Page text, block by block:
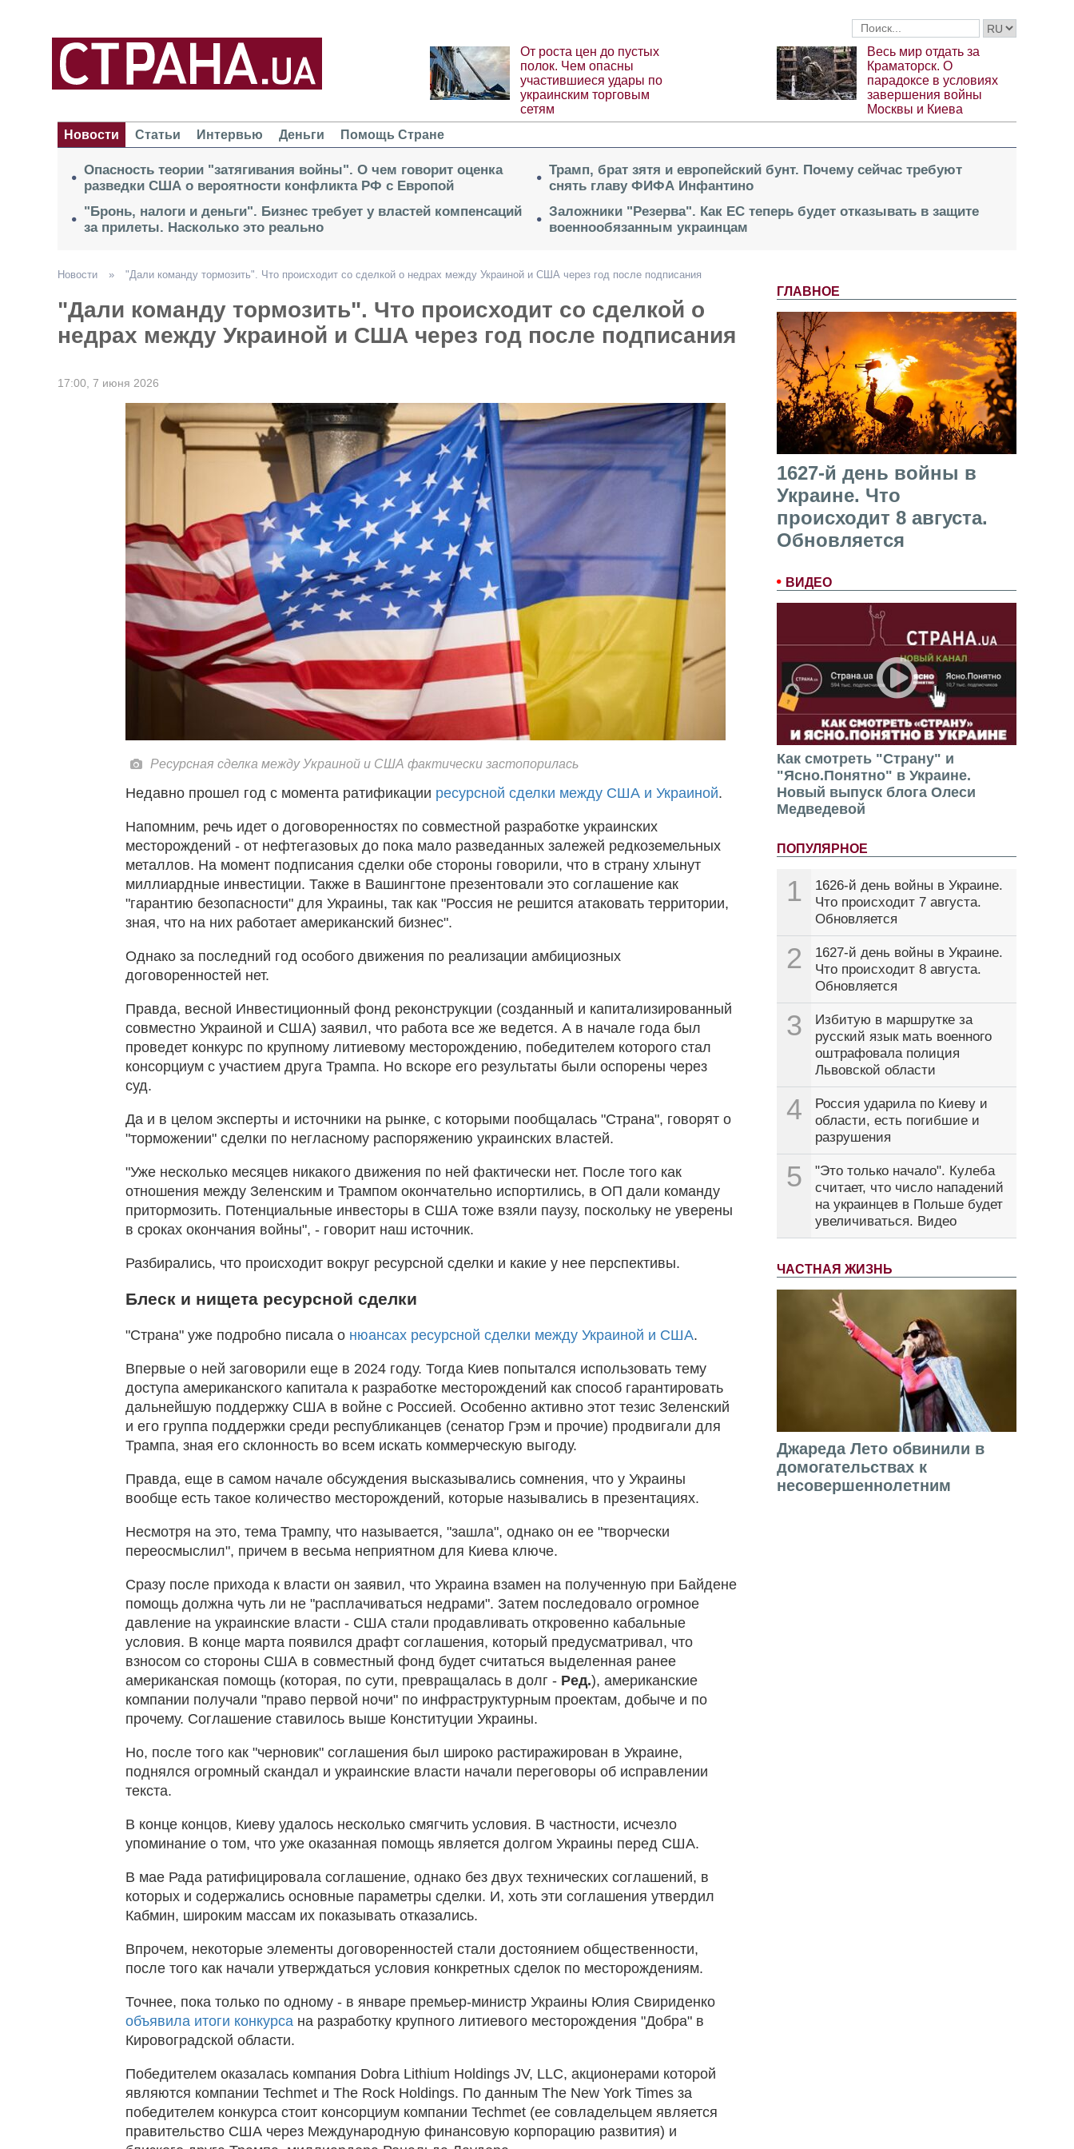
От роста цен до пустых
полок. Чем опасны
участившиеся удары по
украинским торговым
сетям
Весь мир отдать за
Краматорск. О
парадоксе в условиях
завершения войны
Москвы и Киева
Новости
Статьи Интервью Деньги Помощь Стране
Опасность теории "затягивания войны". О чем говорит оценка
разведки США о вероятности конфликта РФ с Европой
"Бронь, налоги и деньги". Бизнес требует у властей компенсаций
за прилеты. Насколько это реально
Трамп, брат зятя и европейский бунт. Почему сейчас требуют
снять главу ФИФА Инфантино
Заложники "Резерва". Как ЕС теперь будет отказывать в защите
военнообязанным украинцам
ГЛАВНОЕ
1627-й день войны в
Украине. Что
происходит 8 августа.
Обновляется
ВИДЕО
Как смотреть "Страну" и
"Ясно.Понятно" в Украине.
Новый выпуск блога Олеси
Медведевой
ПОПУЛЯРНОЕ
1
1626-й день войны в Украине.
Что происходит 7 августа.
Обновляется
2
1627-й день войны в Украине.
Что происходит 8 августа.
Обновляется
3
Избитую в маршрутке за
русский язык мать военного
оштрафовала полиция
Львовской области
4
Россия ударила по Киеву и
области, есть погибшие и
разрушения
5
"Это только начало". Кулеба
считает, что число нападений
на украинцев в Польше будет
увеличиваться. Видео
ЧАСТНАЯ ЖИЗНЬ
Джареда Лето обвинили в
домогательствах к
несовершеннолетним
Новости » "Дали команду тормозить". Что происходит со сделкой о недрах между Украиной и США через год после подписания
"Дали команду тормозить". Что происходит со сделкой о
недрах между Украиной и США через год после подписания
17:00, 7 июня 2026
Ресурсная сделка между Украиной и США фактически застопорилась
Недавно прошел год с момента ратификации ресурсной сделки между США и Украиной.
Напомним, речь идет о договоренностях по совместной разработке украинских
месторождений - от нефтегазовых до пока мало разведанных залежей редкоземельных
металлов. На момент подписания сделки обе стороны говорили, что в страну хлынут
миллиардные инвестиции. Также в Вашингтоне презентовали это соглашение как
"гарантию безопасности" для Украины, так как "Россия не решится атаковать территории,
зная, что на них работает американский бизнес".
Однако за последний год особого движения по реализации амбициозных
договоренностей нет.
Правда, весной Инвестиционный фонд реконструкции (созданный и капитализированный
совместно Украиной и США) заявил, что работа все же ведется. А в начале года был
проведет конкурс по крупному литиевому месторождению, победителем которого стал
консорциум с участием друга Трампа. Но вскоре его результаты были оспорены через
суд.
Да и в целом эксперты и источники на рынке, с которыми пообщалась "Страна", говорят о
"торможении" сделки по негласному распоряжению украинских властей.
"Уже несколько месяцев никакого движения по ней фактически нет. После того как
отношения между Зеленским и Трампом окончательно испортились, в ОП дали команду
притормозить. Потенциальные инвесторы в США тоже взяли паузу, поскольку не уверены
в сроках окончания войны", - говорит наш источник.
Разбирались, что происходит вокруг ресурсной сделки и какие у нее перспективы.
Блеск и нищета ресурсной сделки
"Страна" уже подробно писала о нюансах ресурсной сделки между Украиной и США.
Впервые о ней заговорили еще в 2024 году. Тогда Киев попытался использовать тему
доступа американского капитала к разработке месторождений как способ гарантировать
дальнейшую поддержку США в войне с Россией. Особенно активно этот тезис Зеленский
и его группа поддержки среди республиканцев (сенатор Грэм и прочие) продвигали для
Трампа, зная его склонность во всем искать коммерческую выгоду.
Правда, еще в самом начале обсуждения высказывались сомнения, что у Украины
вообще есть такое количество месторождений, которые назывались в презентациях.
Несмотря на это, тема Трампу, что называется, "зашла", однако он ее "творчески
переосмыслил", причем в весьма неприятном для Киева ключе.
Сразу после прихода к власти он заявил, что Украина взамен на полученную при Байдене
помощь должна чуть ли не "расплачиваться недрами". Затем последовало огромное
давление на украинские власти - США стали продавливать откровенно кабальные
условия. В конце марта появился драфт соглашения, который предусматривал, что
взносом со стороны США в совместный фонд будет считаться выделенная ранее
американская помощь (которая, по сути, превращалась в долг - Ред.), американские
компании получали "право первой ночи" по инфраструктурным проектам, добыче и по
прочему. Соглашение ставилось выше Конституции Украины.
Но, после того как "черновик" соглашения был широко растиражирован в Украине,
поднялся огромный скандал и украинские власти начали переговоры об исправлении
текста.
В конце концов, Киеву удалось несколько смягчить условия. В частности, исчезло
упоминание о том, что уже оказанная помощь является долгом Украины перед США.
В мае Рада ратифицировала соглашение, однако без двух технических соглашений, в
которых и содержались основные параметры сделки. И, хоть эти соглашения утвердил
Кабмин, широким массам их показывать отказались.
Впрочем, некоторые элементы договоренностей стали достоянием общественности,
после того как начали утверждаться условия конкретных сделок по месторождениям.
Точнее, пока только по одному - в январе премьер-министр Украины Юлия Свириденко
объявила итоги конкурса на разработку крупного литиевого месторождения "Добра" в
Кировоградской области.
Победителем оказалась компания Dobra Lithium Holdings JV, LLC, акционерами которой
являются компании Techmet и The Rock Holdings. По данным The New York Times за
победителем конкурса стоит консорциум компании Techmet (ее совладельцем является
правительство США через Международную финансовую корпорацию развития) и